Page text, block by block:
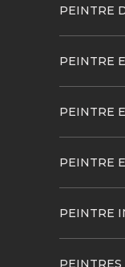
PEINTRE
PEINTRE
PEINTRE
PEINTRE
PEINTRE